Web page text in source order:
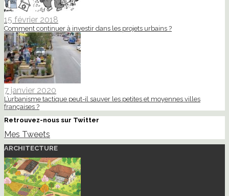
15 février 2018
Comment continuer à investir dans les projets urbains ?
7 janvier 2020
L’urbanisme tactique peut-il sauver les petites et moyennes villes
françaises ?
Retrouvez-nous sur Twitter
Mes Tweets
ARCHITECTURE